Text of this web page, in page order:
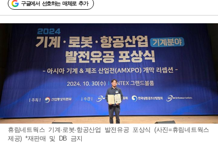
구글에서 선호하는 매체로 추가
휴림네트웍스 기계·로봇·항공산업 발전유공 포상식 (사진=휴림네트웍스
제공) *재판매 및 DB 금지